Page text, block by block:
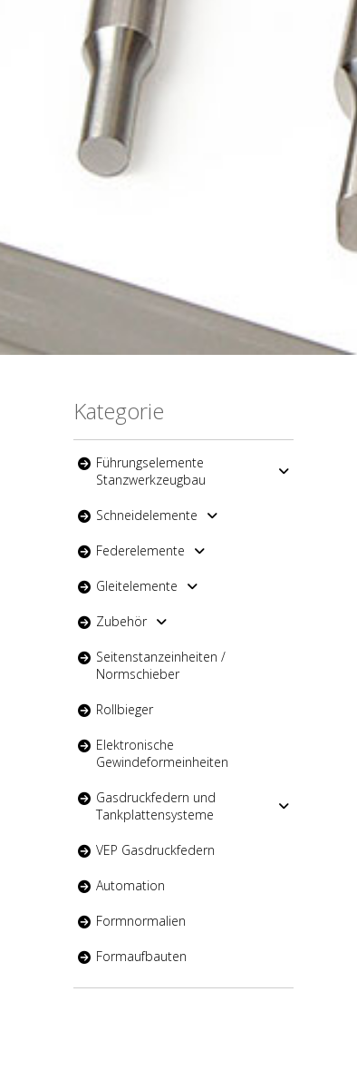
Kategorie
Führungselemente
Stanzwerkzeugbau
Schneidelemente
Federelemente
Gleitelemente
Zubehör
Seitenstanzeinheiten /
Normschieber
Rollbieger
Elektronische
Gewindeformeinheiten
Gasdruckfedern und
Tankplattensysteme
VEP Gasdruckfedern
Automation
Formnormalien
Formaufbauten